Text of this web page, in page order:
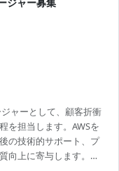
ャーとして、顧客折衝
を担当します。AWSを
の技術的サポート、プ
向上に寄与します。